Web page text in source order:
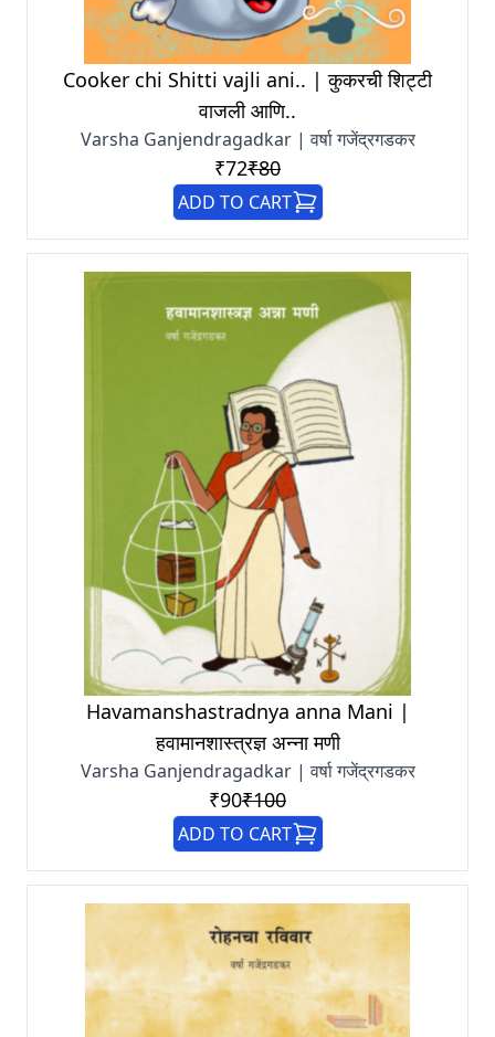
Cooker chi Shitti vajli ani.. | कुकरची शिट्टी
वाजली आणि..
Varsha Ganjendragadkar | वर्षा गजेंद्रगडकर
₹72₹80
ADD TO CART
Havamanshastradnya anna Mani |
हवामानशास्त्रज्ञ अन्ना मणी
Varsha Ganjendragadkar | वर्षा गजेंद्रगडकर
₹90₹100
ADD TO CART